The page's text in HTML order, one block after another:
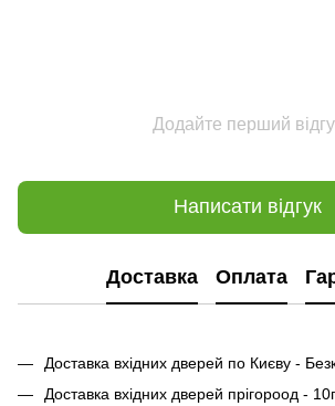
Додайте перший
Написати відгук
Доставка Оплата
Доставка вхідних дверей по Києву -
Доставка вхідних дверей прігороод -